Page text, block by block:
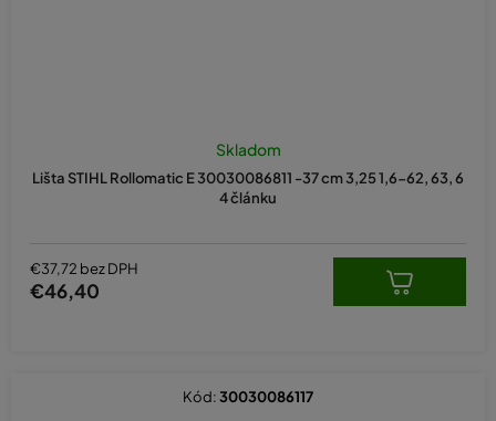
Lišta STIHL Rollomatic E 30030086811 -37 cm 3,25 1,6-62, 63, 6
4 článku
Skladom
€37,72 bez DPH
€46,40
Kód:30030086117